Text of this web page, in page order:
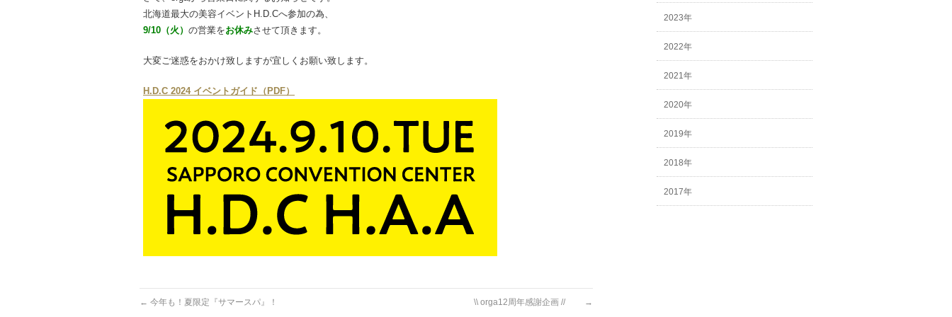
北海道最大の美容イベントH.D.Cへ参加の為、
9/10（火） の営業をお休みさせて頂きます。
大変ご迷惑をおかけ致しますが宜しくお願い致します。
H.D.C 2024 イベントガイド（PDF）
← 今年も！夏限定『サマースパ』！ \\ orga12周年感謝企画 // →
2023年
2022年
2021年
2020年
2019年
2018年
2017年